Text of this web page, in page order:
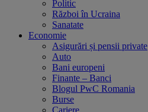
Politic
Război în Ucraina
Sanatate
Economie
Asigurări și pensii private
Auto
Bani europeni
Finante – Banci
Blogul PwC Romania
Burse
Cariere